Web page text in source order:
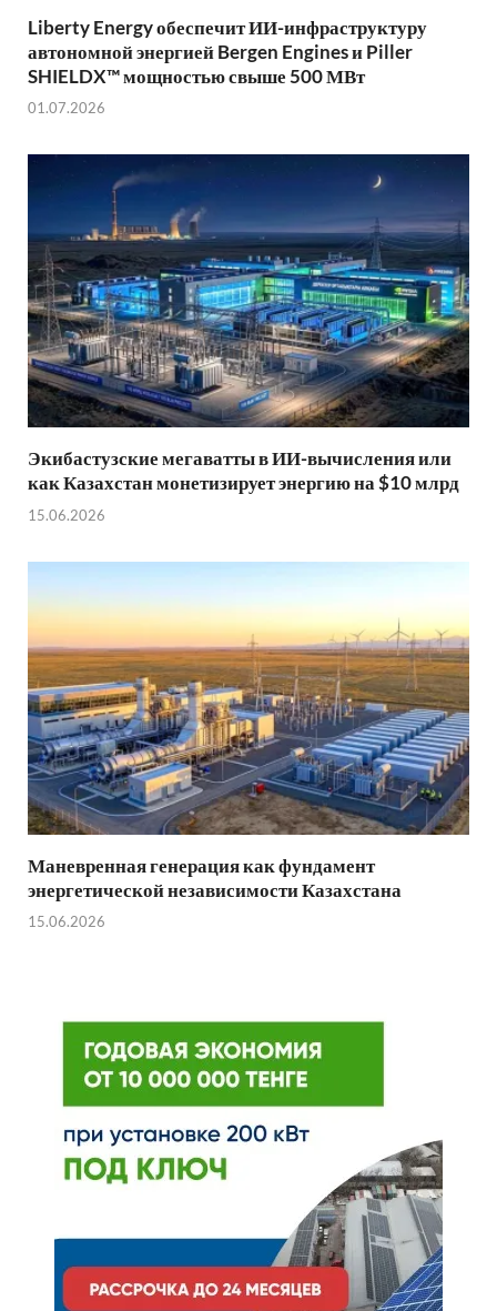
Liberty Energy обеспечит ИИ-инфраструктуру
автономной энергией Bergen Engines и Piller
SHIELDX™ мощностью свыше 500 МВт
01.07.2026
Экибастузские мегаватты в ИИ-вычисления или
как Казахстан монетизирует энергию на $10 млрд
15.06.2026
Маневренная генерация как фундамент
энергетической независимости Казахстана
15.06.2026